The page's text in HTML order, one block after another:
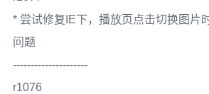
* 尝试修复IE下，播放页点击切换图片
问题
---------------------
r1076